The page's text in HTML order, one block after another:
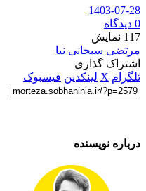
1403-07-28
0 دیدگاه
117 نمایش
مرتضی سبحانی نیا
اشتراک گذاری
تلگرام X لینکدین فیسبوک
درباره نویسنده